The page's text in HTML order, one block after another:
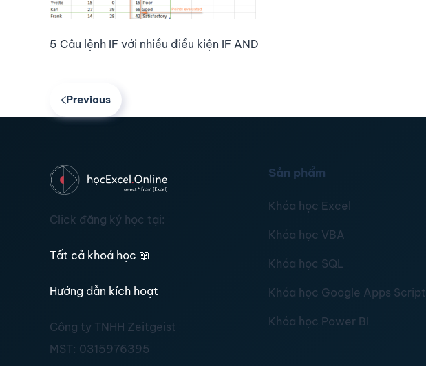
5 Câu lệnh IF với nhiều điều kiện IF AND
Previous
Click đăng ký học tại:
Tất cả khoá học 📖
Hướng dẫn kích hoạt
Công ty TNHH Zeitgeist
MST: 0315976395
Sản phẩm
Khóa học Excel
Khóa học VBA
Khóa học SQL
Khóa học Google Apps Script
Khóa học Power BI